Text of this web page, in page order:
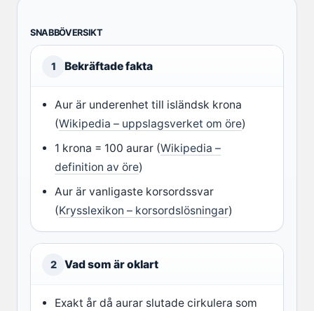
SNABBÖVERSIKT
1 Bekräftade fakta
Aur är underenhet till isländsk krona
(Wikipedia – uppslagsverket om öre)
1 krona = 100 aurar (Wikipedia –
definition av öre)
Aur är vanligaste korsordssvar
(Krysslexikon – korsordslösningar)
2 Vad som är oklart
Exakt år då aurar slutade cirkulera som